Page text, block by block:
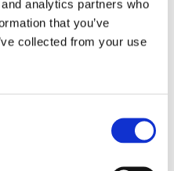
analytics partners who
that you’ve
collected from your use